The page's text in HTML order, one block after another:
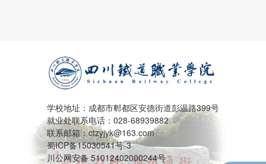
学校地址：成都市郫都区安德街道彭温路399号
就业处联系电话：028-68939882
联系邮箱：ctzyjyk@163.com
蜀ICP备15030541号-3
川公网安备 51012402000244号